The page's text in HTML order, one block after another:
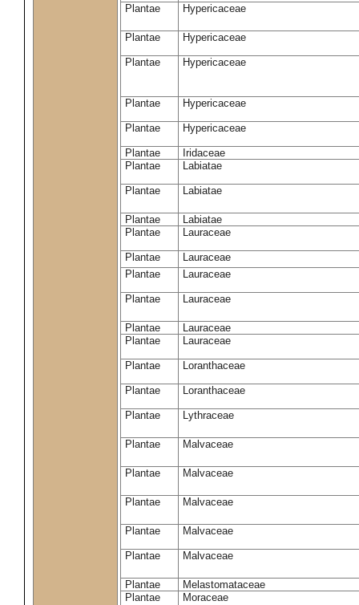
Plantae Hypericaceae
Plantae Hypericaceae
Plantae Hypericaceae
Plantae Hypericaceae
Plantae Hypericaceae
Plantae
Iridaceae
Plantae
Labiatae
Plantae Labiatae
Plantae
Labiatae
Plantae
Lauraceae
Plantae
Lauraceae
Plantae
Lauraceae
Plantae Lauraceae
Plantae
Lauraceae
Plantae
Lauraceae
Plantae Loranthaceae
Plantae Loranthaceae
Plantae Lythraceae
Plantae Malvaceae
Plantae Malvaceae
Plantae Malvaceae
Plantae Malvaceae
Plantae Malvaceae
Plantae
Melastomataceae
Plantae
Moraceae